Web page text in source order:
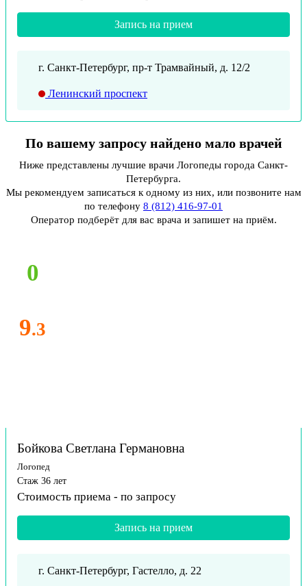
Запись на прием
г. Санкт-Петербург, пр-т Трамвайный, д. 12/2
Ленинский проспект
По вашему запросу найдено мало врачей
Ниже представлены лучшие врачи Логопеды города Санкт-
Петербурга.
Мы рекомендуем записаться к одному из них, или позвоните нам
по телефону 8 (812) 416-97-01
Оператор подберёт для вас врача и запишет на приём.
0
9.3
Бойкова Светлана Германовна
Логопед
Стаж 36 лет
Стоимость приема - по запросу
Запись на прием
г. Санкт-Петербург, Гастелло, д. 22